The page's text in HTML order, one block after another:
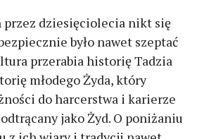
przez dziesięciolecia nikt się
było nawet szeptać
przerabia historię Tadzia
młodego Żyda, który
do harcerstwa i karierze
jako Żyd. O poniżaniu